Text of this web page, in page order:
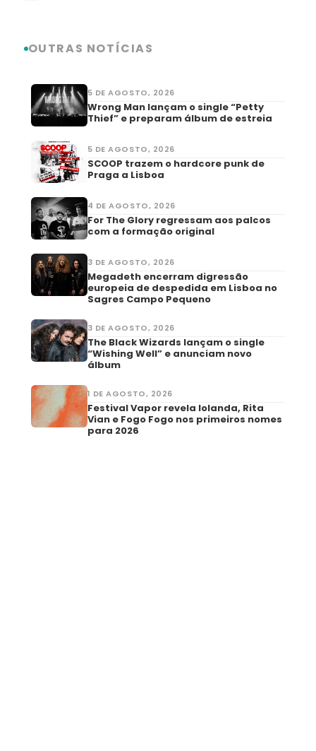
OUTRAS NOTÍCIAS
5 DE AGOSTO, 2026
Wrong Man lançam o single “Petty
Thief” e preparam álbum de estreia
5 DE AGOSTO, 2026
SCOOP trazem o hardcore punk de
Praga a Lisboa
4 DE AGOSTO, 2026
For The Glory regressam aos palcos
com a formação original
3 DE AGOSTO, 2026
Megadeth encerram digressão
europeia de despedida em Lisboa no
Sagres Campo Pequeno
3 DE AGOSTO, 2026
The Black Wizards lançam o single
“Wishing Well” e anunciam novo
álbum
1 DE AGOSTO, 2026
Festival Vapor revela Iolanda, Rita
Vian e Fogo Fogo nos primeiros nomes
para 2026